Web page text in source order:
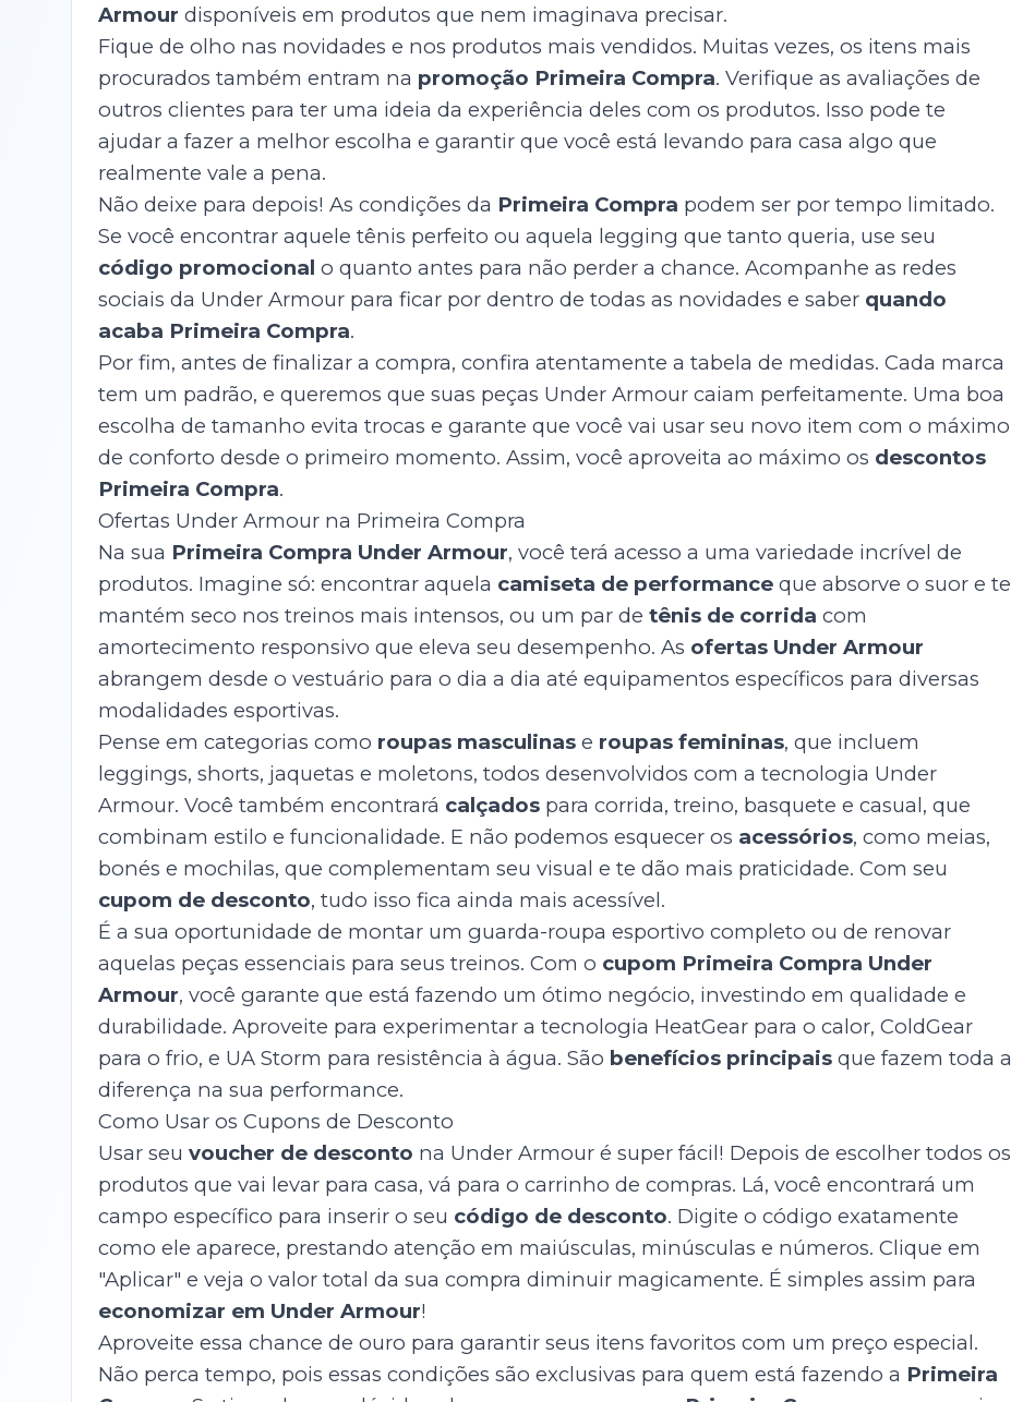
Armour disponíveis em produtos que nem imaginava precisar.
Fique de olho nas novidades e nos produtos mais vendidos. Muitas vezes, os itens mais
procurados também entram na promoção Primeira Compra. Verifique as avaliações de
outros clientes para ter uma ideia da experiência deles com os produtos. Isso pode te
ajudar a fazer a melhor escolha e garantir que você está levando para casa algo que
realmente vale a pena.
Não deixe para depois! As condições da Primeira Compra podem ser por tempo limitado.
Se você encontrar aquele tênis perfeito ou aquela legging que tanto queria, use seu
código promocional o quanto antes para não perder a chance. Acompanhe as redes
sociais da Under Armour para ficar por dentro de todas as novidades e saber quando
acaba Primeira Compra.
Por fim, antes de finalizar a compra, confira atentamente a tabela de medidas. Cada marca
tem um padrão, e queremos que suas peças Under Armour caiam perfeitamente. Uma boa
escolha de tamanho evita trocas e garante que você vai usar seu novo item com o máximo
de conforto desde o primeiro momento. Assim, você aproveita ao máximo os descontos
Primeira Compra.
Ofertas Under Armour na Primeira Compra
Na sua Primeira Compra Under Armour, você terá acesso a uma variedade incrível de
produtos. Imagine só: encontrar aquela camiseta de performance que absorve o suor e te
mantém seco nos treinos mais intensos, ou um par detênis de corrida com
amortecimento responsivo que eleva seu desempenho. As ofertas Under Armour
abrangem desde o vestuário para o dia a dia até equipamentos específicos para diversas
modalidades esportivas.
Pense em categorias como roupas masculinas e roupas femininas, que incluem
leggings, shorts, jaquetas e moletons, todos desenvolvidos com a tecnologia Under
Armour. Você também encontrará calçados para corrida, treino, basquete e casual, que
combinam estilo e funcionalidade. E não podemos esquecer os acessórios, como meias,
bonés e mochilas, que complementam seu visual e te dão mais praticidade. Com seu
cupom de desconto, tudo isso fica ainda mais acessível.
É a sua oportunidade de montar um guarda-roupa esportivo completo ou de renovar
aquelas peças essenciais para seus treinos. Com o cupom Primeira Compra Under
Armour, você garante que está fazendo um ótimo negócio, investindo em qualidade e
durabilidade. Aproveite para experimentar a tecnologia HeatGear para o calor, ColdGear
para o frio, e UA Storm para resistência à água. São benefícios principais que fazem toda a
diferença na sua performance.
Como Usar os Cupons de Desconto
Usar seuvoucher de desconto na Under Armour é super fácil! Depois de escolher todos os
produtos que vai levar para casa, vá para o carrinho de compras. Lá, você encontrará um
campo específico para inserir o seu código de desconto. Digite o código exatamente
como ele aparece, prestando atenção em maiúsculas, minúsculas e números. Clique em
"Aplicar" e veja o valor total da sua compra diminuir magicamente. É simples assim para
economizar em Under Armour!
Aproveite essa chance de ouro para garantir seus itens favoritos com um preço especial.
Não perca tempo, pois essas condições são exclusivas para quem está fazendo a Primeira